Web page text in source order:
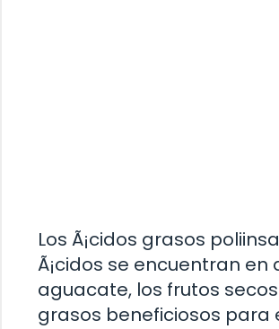
Los Ã¡cidos grasos
Ã¡cidos se encuentran
aguacate, los frutos
grasos beneficiosos para